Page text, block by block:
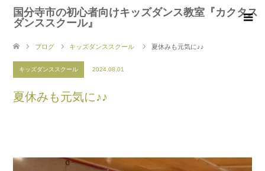
国分寺市の初心者向けキッズダンス教室『カクタス
ダンススクール』
ブログ キッズダンススクール 夏休みも元気に♪♪
キッズダンススクール 2024.08.01
夏休みも元気に♪♪